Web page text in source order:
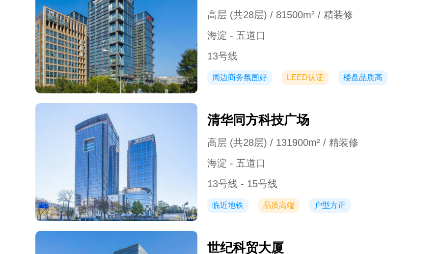
高层 (共28层) / 81500m² / 精装修
海淀 - 五道口
13号线
周边商务氛围好 LEED认证 楼盘品质高
清华同方科技广场
高层 (共28层) / 131900m² / 精装修
海淀 - 五道口
13号线 - 15号线
临近地铁 品质高端 户型方正
世纪科贸大厦